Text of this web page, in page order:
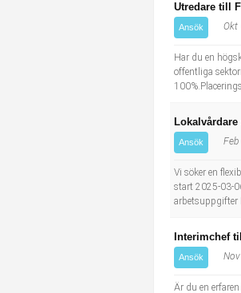
Sjuksköterska, grundutbildad
Utredare till
Ansök Okt
Har du en
offentliga
Ansök Feb
Vi söker en
start 2025-03-
arbetsuppgifter
Interimchef
Ansök
Är du en